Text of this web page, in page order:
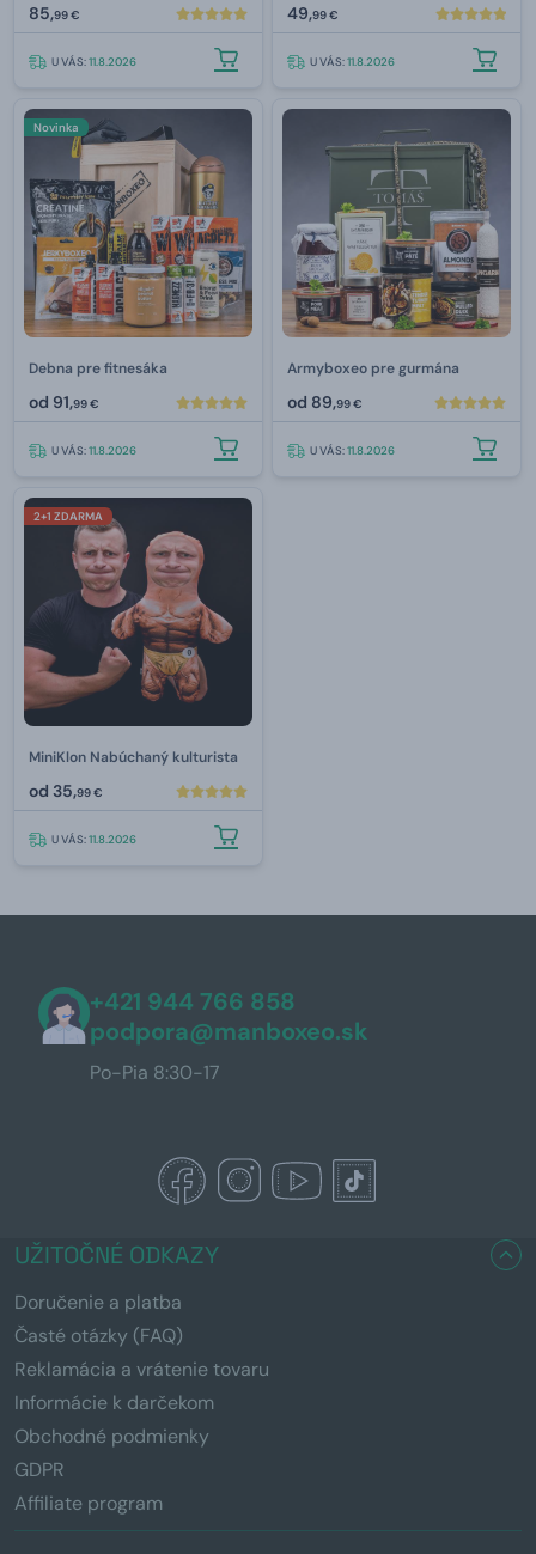
85,99 €
U VÁS:11.8.2026
49,99 €
U VÁS:11.8.2026
Novinka
Debna pre fitnesáka
od 91,99 €
U VÁS:11.8.2026
Armyboxeo pre gurmána
od 89,99 €
U VÁS:11.8.2026
2+1 ZDARMA
MiniKlon Nabúchaný kulturista
od 35,99 €
U VÁS:11.8.2026
+421 944 766 858
podpora@manboxeo.sk
Po-Pia 8:30-17
UŽITOČNÉ ODKAZY
Doručenie a platba
Časté otázky (FAQ)
Reklamácia a vrátenie tovaru
Informácie k darčekom
Obchodné podmienky
GDPR
Affiliate program